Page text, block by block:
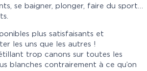
se baigner, plonger, faire du sport…
plus satisfaisants et
les uns que les autres !
trop canons sur toutes les
blanches contrairement à ce qu’on